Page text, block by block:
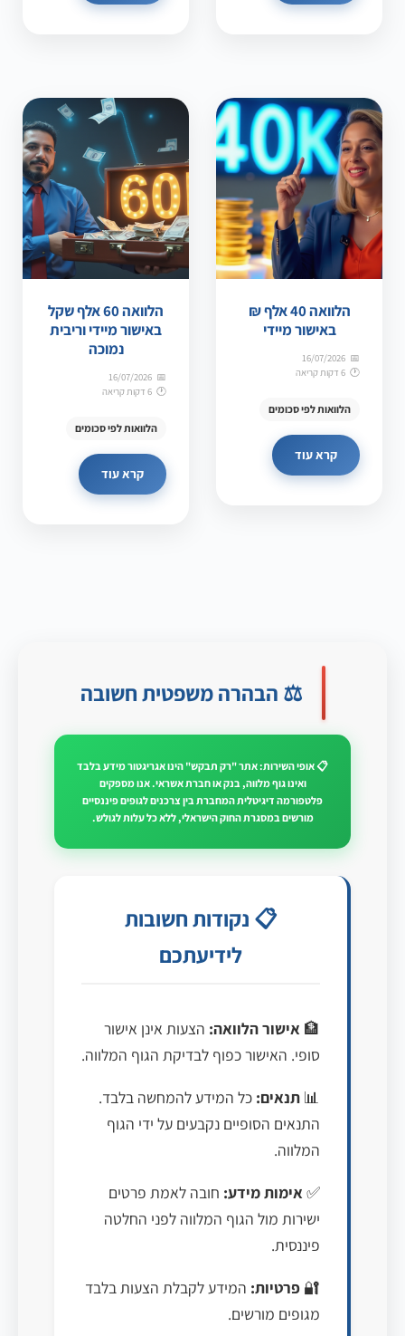
הלוואה 40 אלף ₪
באישור מיידי
16/07/2026
6 דקות קריאה
הלוואות לפי סכומים
קרא עוד
הלוואה 60 אלף שקל
באישור מיידי וריבית
נמוכה
16/07/2026
6 דקות קריאה
הלוואות לפי סכומים
קרא עוד
⚖️ הבהרה משפטית חשובה
📋 אופי השירות: אתר "רק תבקש" הינו אגריגטור מידע בלבד
ואינו גוף מלווה, בנק או חברת אשראי. אנו מספקים
פלטפורמה דיגיטלית המחברת בין צרכנים לגופים פיננסיים
מורשים במסגרת החוק הישראלי, ללא כל עלות לגולש.
📋 נקודות חשובות
לידיעתכם
🏦 אישור הלוואה: הצעות אינן אישור
סופי. האישור כפוף לבדיקת הגוף המלווה.
📊 תנאים: כל המידע להמחשה בלבד.
התנאים הסופיים נקבעים על ידי הגוף
המלווה.
✅ אימות מידע: חובה לאמת פרטים
ישירות מול הגוף המלווה לפני החלטה
פיננסית.
🔐 פרטיות: המידע לקבלת הצעות בלבד
מגופים מורשים.